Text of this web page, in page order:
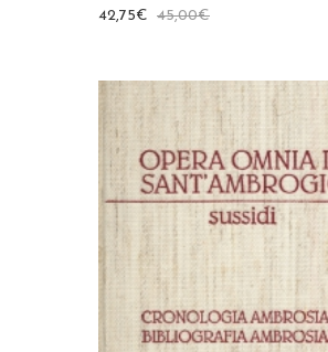
45,00€
42,75€
AGGIUNGI AL CARRELLO